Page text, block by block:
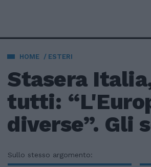
HOME ESTERI
Stasera
tutti:
diverse”. Gli
Sullo stesso argomento: